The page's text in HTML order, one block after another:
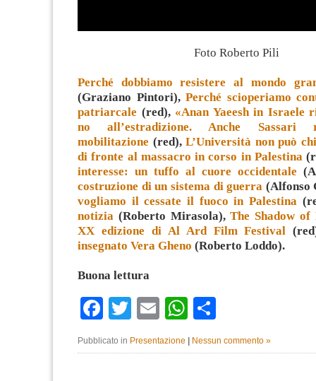
Foto Roberto Pili
Perché dobbiamo resistere al mondo
(Graziano Pintori), Perché scioperiamo
patriarcale (red), «Anan Yaeesh in Israele
no all’estradizione. Anche Sassari
mobilitazione (red),L’Università non può
di fronte al massacro in corso in Palestina
interesse: un tuffo al cuore occidentale
costruzione di un sistema di guerra (Alfonso
vogliamo il cessate il fuoco in Palestina
notizia (Roberto Mirasola),The Shadow
XX edizione di Al Ard Film Festival
insegnato Vera Gheno (Roberto Loddo).
Buona lettura
Facebook
TwitterEmailWhatsApp
Pubblicato in Presentazione Nessun commento »